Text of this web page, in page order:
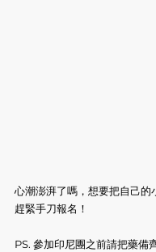
心潮澎湃了嗎，想要把自己的
趕緊手刀報名！
PS. 參加印尼團之前請把藥備